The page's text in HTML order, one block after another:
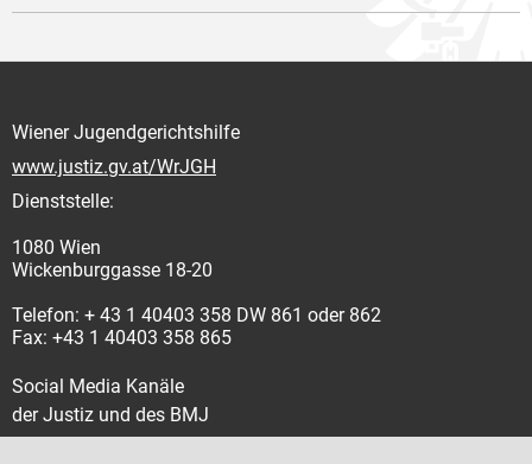
Wiener Jugendgerichtshilfe
www.justiz.gv.at/WrJGH
Dienststelle:
1080 Wien
Wickenburggasse 18-20
Telefon: + 43 1 40403 358 DW 861 oder 862
Fax: +43 1 40403 358 865
Social Media Kanäle
der Justiz und des BMJ